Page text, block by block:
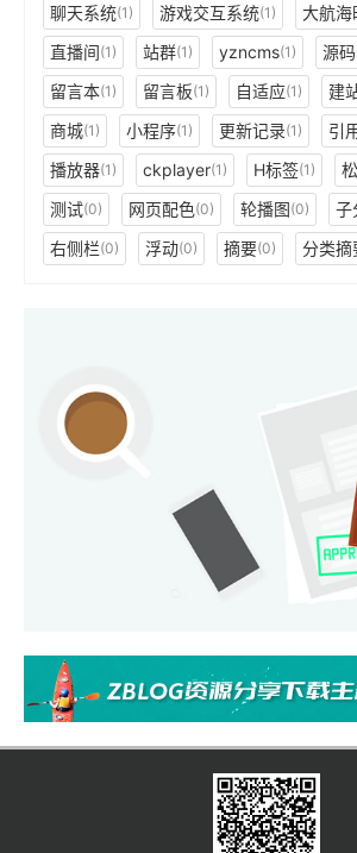
聊天系统(1) 游戏交互系统(1) 大航海
直播间(1) 站群(1) yzncms(1) 源码
留言本(1) 留言板(1) 自适应(1) 建
商城(1) 小程序(1) 更新记录(1) 引
播放器(1) ckplayer(1) H标签(1)
测试(0) 网页配色(0) 轮播图(0) 子
右侧栏(0) 浮动(0) 摘要(0) 分类摘